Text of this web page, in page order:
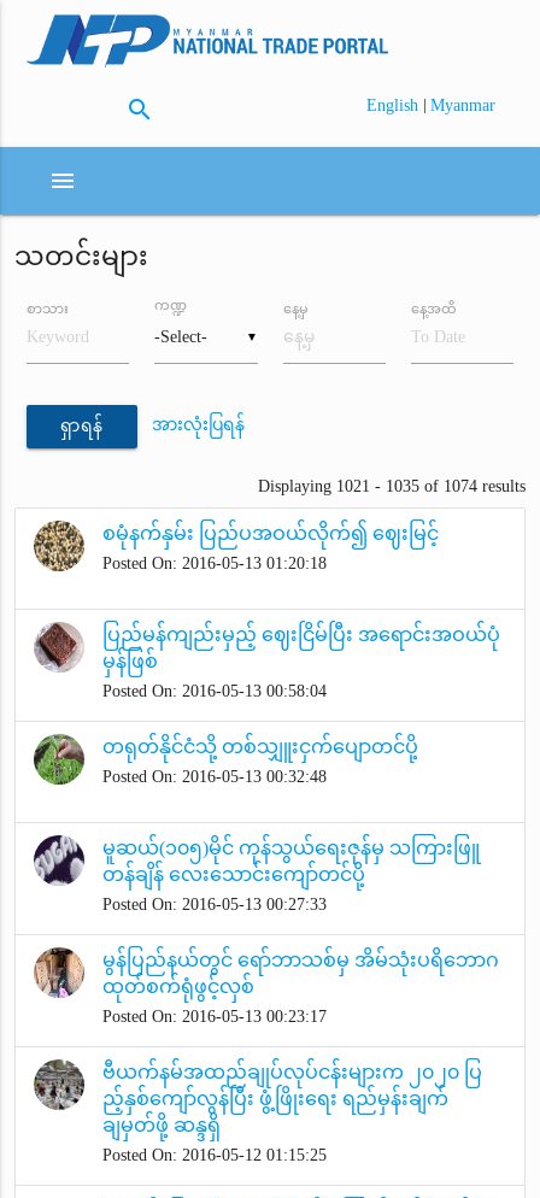
search English | Myanmar
menu
သတင်းများ
စာသား
▼
ကဏ္ဍ နေ့မှ နေ့အထိ
ရှာရန် အားလုံးပြရန်
Displaying 1021 - 1035 of 1074 results
စမုံနက်နှမ်း ပြည်ပအဝယ်လိုက်၍ ဈေးမြင့်
Posted On: 2016-05-13 01:20:18
ပြည်မန်ကျည်းမှည့် ဈေးငြိမ်ပြီး အရောင်းအဝယ်ပုံ
မှန်ဖြစ်
Posted On: 2016-05-13 00:58:04
တရုတ်နိုင်ငံသို့ တစ်သျှူးငှက်ပျောတင်ပို့
Posted On: 2016-05-13 00:32:48
မူဆယ်(၁၀၅)မိုင် ကုန်သွယ်ရေးဇုန်မှ သကြားဖြူ
တန်ချိန် လေးသောင်းကျော်တင်ပို့
Posted On: 2016-05-13 00:27:33
မွန်ပြည်နယ်တွင် ရော်ဘာသစ်မှ အိမ်သုံးပရိဘောဂ
ထုတ်စက်ရုံဖွင့်လှစ်
Posted On: 2016-05-13 00:23:17
ဗီယက်နမ်အထည်ချုပ်လုပ်ငန်းများက ၂၀၂၀ ပြ
ည့်နှစ်ကျော်လွန်ပြီး ဖွံ့ဖြိုးရေး ရည်မှန်းချက်
ချမှတ်ဖို့ ဆန္ဒရှိ
Posted On: 2016-05-12 01:15:25